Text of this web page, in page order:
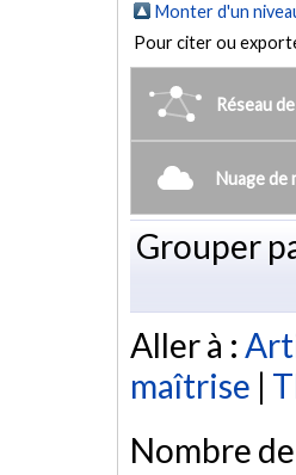
Monter d'un
Pour citer ou
Réseau
Nuage de
Grouper
Aller à :
maîtrise |
Nombre